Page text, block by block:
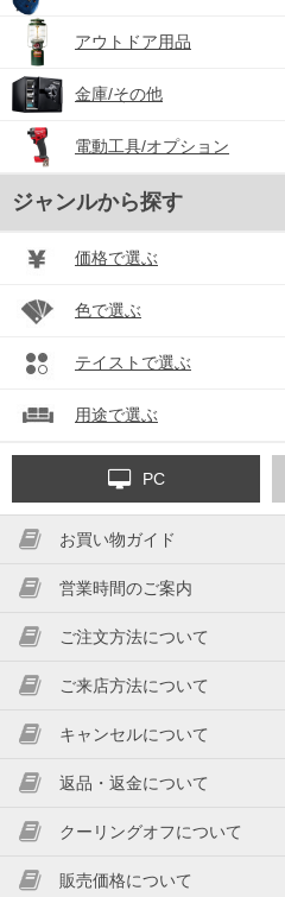
アウトドア用品
金庫/その他
電動工具/オプション
ジャンルから探す
価格で選ぶ
色で選ぶ
テイストで選ぶ
用途で選ぶ
PC
お買い物ガイド
営業時間のご案内
ご注文方法について
ご来店方法について
キャンセルについて
返品・返金について
クーリングオフについて
販売価格について